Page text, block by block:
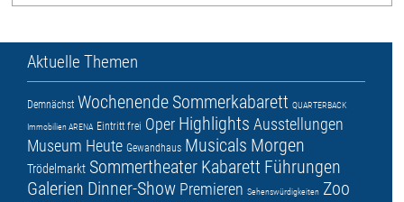
Aktuelle Themen
Demnächst Wochenende Sommerkabarett QUARTERBACK
Immobilien ARENA Eintritt frei Oper Highlights Ausstellungen
Museum Heute Gewandhaus Musicals Morgen
Trödelmarkt Sommertheater Kabarett Führungen
Galerien Dinner-Show Premieren Sehenswürdigkeiten Zoo